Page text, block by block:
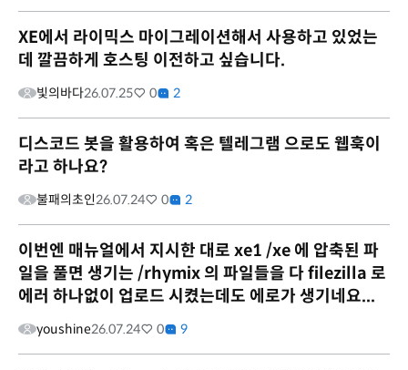
XE에서 라이믹스 마이그레이션해서 사용하고 있었는
데 깔끔하게 호스팅 이전하고 싶습니다.
빛의바다26.07.25 0 2
디스코드 봇을 활용하여 혹은 텔레그램 으로도 웹훅이
라고 하나요?
불패의초인26.07.24 0 2
이번엔 매뉴얼에서 지시한 대로 xe1 /xe 에 압축된 파
일을 풀면 생기는 /rhymix 의 파일들을 다 filezilla 로
에러 하나없이 업로드 시켰는데도 에로가 생기네요...
youshine26.07.24 0 9